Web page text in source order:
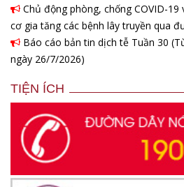
Chủ động phòng, chống COVID-
cơ gia tăng các bệnh lây truyền qua
Báo cáo bản tin dịch tễ Tuần 30
ngày 26/7/2026)
TIỆN ÍCH